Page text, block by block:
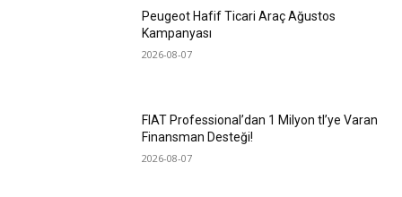
Peugeot Hafif Ticari Araç Ağustos
Kampanyası
2026-08-07
FIAT Professional’dan 1 Milyon tl’ye Varan
Finansman Desteği!
2026-08-07